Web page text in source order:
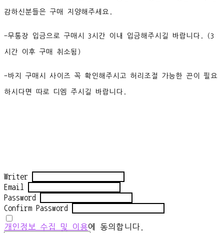
감하신분들은 구매 지양해주세요.
-무통장 입금으로 구매시 3시간 이내 입금해주시길 바랍니다. (3
시간 이후 구매 취소됨)
-바지 구매시 사이즈 꼭 확인해주시고 허리조절 가능한 끈이 필요
하시다면 따로 디엠 주시길 바랍니다.
Writer
Email
Password
Confirm Password
개인정보 수집 및 이용에 동의합니다.